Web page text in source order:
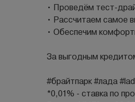
• Проведём тест-
• Рассчитаем самое
• Обеспечим
За выгодным
#брайтпарк #лада
*0,01% - ставка по